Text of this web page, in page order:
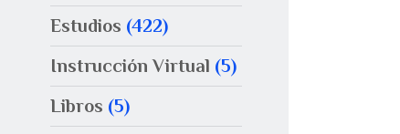
Estudios (422)
Instrucción Virtual (5)
Libros (5)